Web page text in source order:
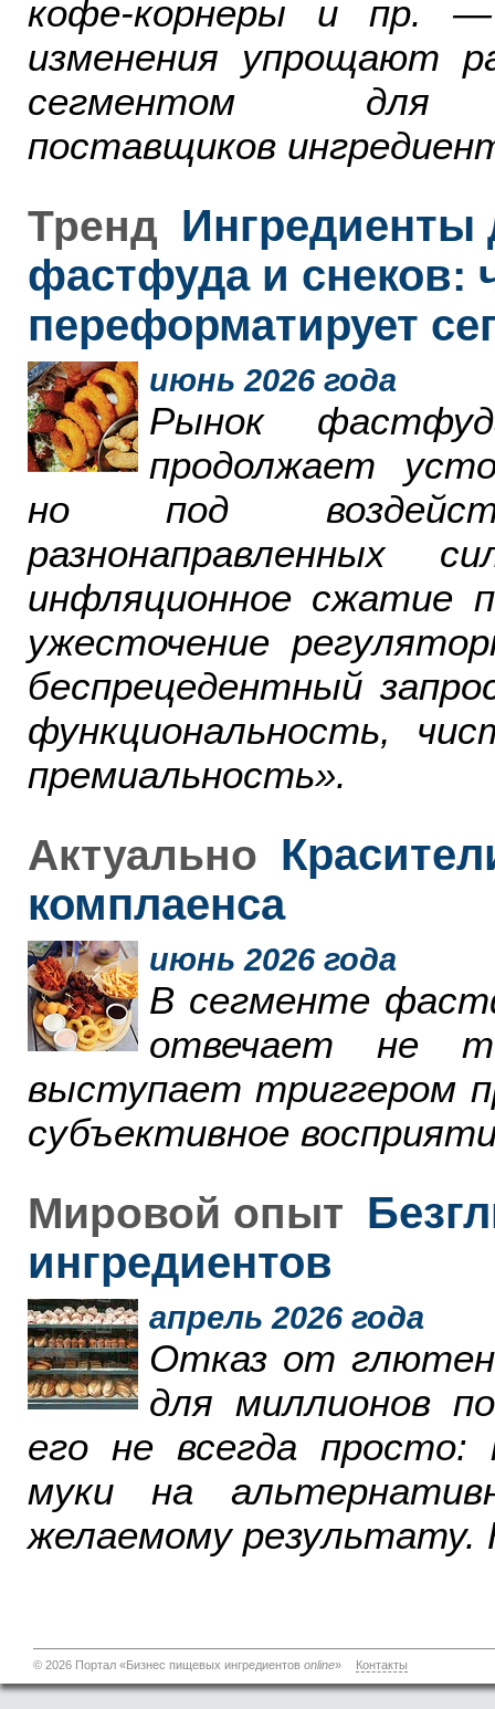
кофе-корнеры и пр.
изменения упрощают
сегментом для
поставщиков
Тренд Ингредиенты
фастфуда и снеков:
переформатирует
июнь 2026 года
Рынок
продолжает
но под
инфляционное сжатие
ужесточение
беспрецедентный
функциональность,
премиальность».
Актуально
комплаенса
июнь 2026 года
В сегменте
отвечает не
выступает триггером
субъективное
Мировой опыт
ингредиентов
апрель 2026 года
Отказ от
для миллионов
его не всегда просто:
муки на
желаемому результату.
© 2026 Портал «Бизнес пищевых ингредиентов online» Контакты